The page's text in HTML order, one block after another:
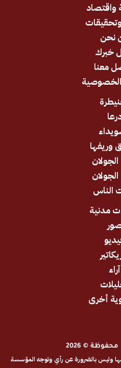
عن رأي وتوجه المؤسسة